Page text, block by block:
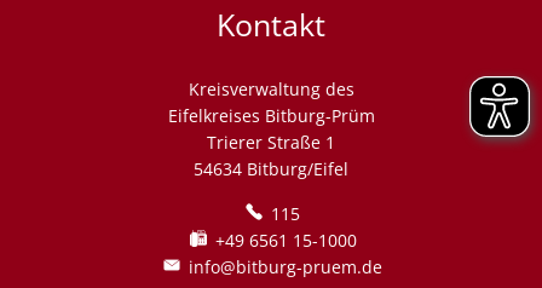
Kontakt
Kreisverwaltung des
Eifelkreises Bitburg-Prüm
Trierer Straße 1
54634 Bitburg/Eifel
115
+49 6561 15-1000
info@bitburg-pruem.de